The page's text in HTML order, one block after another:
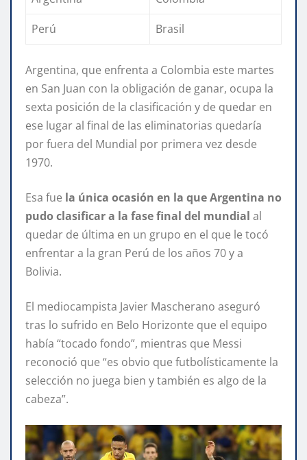
Perú
Brasil
Argentina, que enfrenta a Colombia este martes
en San Juan con la obligación de ganar, ocupa la
sexta posición de la clasificación y de quedar en
ese lugar al final de las eliminatorias quedaría
por fuera del Mundial por primera vez desde
1970.
Esa fue la única ocasión en la que Argentina no
pudo clasificar a la fase final del mundial al
quedar de última en un grupo en el que le tocó
enfrentar a la gran Perú de los años 70 y a
Bolivia.
El mediocampista Javier Mascherano aseguró
tras lo sufrido en Belo Horizonte que el equipo
había “tocado fondo”, mientras que Messi
reconoció que “es obvio que futbolísticamente la
selección no juega bien y también es algo de la
cabeza”.